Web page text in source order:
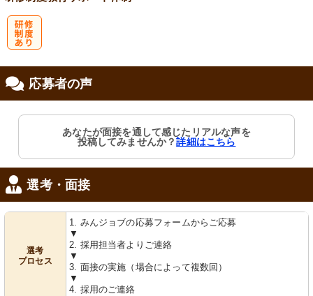
応募者の声
あなたが面接を通して感じたリアルな声を
投稿してみませんか？詳細はこちら
選考・面接
選考
プロセス
1. みんジョブの応募フォームからご応募
▼
2. 採用担当者よりご連絡
▼
3. 面接の実施（場合によって複数回）
▼
4. 採用のご連絡